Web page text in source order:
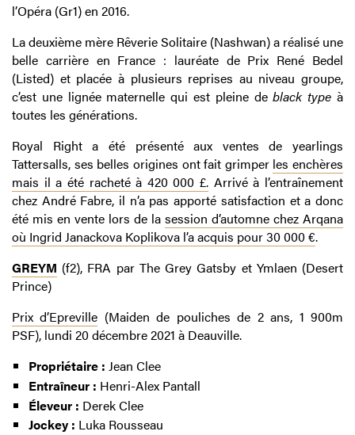
l’Opéra (Gr1) en 2016.
La deuxième mère Rêverie Solitaire (Nashwan) a réalisé une
belle carrière en France : lauréate de Prix René Bedel
(Listed) et placée à plusieurs reprises au niveau groupe,
c’est une lignée maternelle qui est pleine deblack type à
toutes les générations.
Royal Right a été présenté aux ventes de yearlings
Tattersalls, ses belles origines ont fait grimper les enchères
mais il a été racheté à 420 000 £. Arrivé à l’entraînement
chez André Fabre, il n’a pas apporté satisfaction et a donc
été mis en vente lors de la session d’automne chez Arqana
où Ingrid Janackova Koplikova l’a acquis pour 30 000 €.
GREYM (f2), FRA par The Grey Gatsby et Ymlaen (Desert
Prince)
Prix d’Epreville (Maiden de pouliches de 2 ans, 1 900m
PSF), lundi 20 décembre 2021 à Deauville.
Propriétaire : Jean Clee
Entraîneur : Henri-Alex Pantall
Éleveur : Derek Clee
Jockey : Luka Rousseau